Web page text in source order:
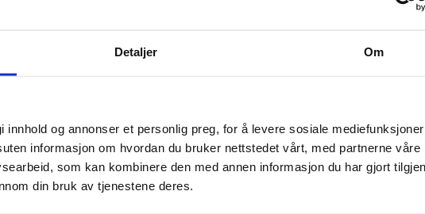
Detaljer Om
og annonser et personlig preg, for å levere sosiale
informasjon om hvordan du bruker nettstedet vårt, med partnerne våre
som kan kombinere den med annen informasjon du har gjort
din bruk av tjenestene deres.
magiske
å
10 Medlem